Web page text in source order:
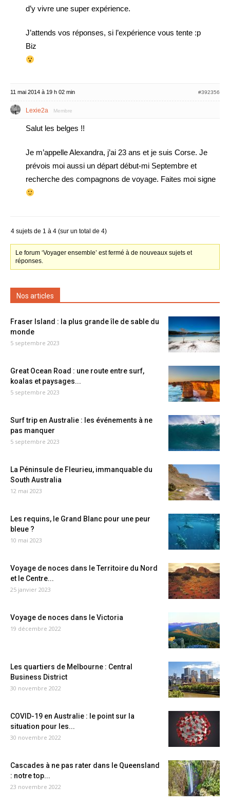
d’y vivre une super expérience.
J’attends vos réponses, si l’expérience vous tente :p
Biz
11 mai 2014 à 19 h 02 min #392356
Lexie2a Membre
Salut les belges !!
Je m’appelle Alexandra, j’ai 23 ans et je suis Corse. Je
prévois moi aussi un départ début-mi Septembre et
recherche des compagnons de voyage. Faites moi signe
4 sujets de 1 à 4 (sur un total de 4)
Le forum ‘Voyager ensemble’ est fermé à de nouveaux sujets et
réponses.
Nos articles
Fraser Island : la plus grande île de sable du
monde
5 septembre 2023
Great Ocean Road : une route entre surf,
koalas et paysages...
5 septembre 2023
Surf trip en Australie : les événements à ne
pas manquer
5 septembre 2023
La Péninsule de Fleurieu, immanquable du
South Australia
12 mai 2023
Les requins, le Grand Blanc pour une peur
bleue ?
10 mai 2023
Voyage de noces dans le Territoire du Nord
et le Centre...
25 janvier 2023
Voyage de noces dans le Victoria
19 décembre 2022
Les quartiers de Melbourne : Central
Business District
30 novembre 2022
COVID-19 en Australie : le point sur la
situation pour les...
30 novembre 2022
Cascades à ne pas rater dans le Queensland
: notre top...
23 novembre 2022